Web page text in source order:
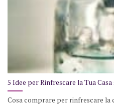
5 Idee per Rinfrescare la Tua
Cosa comprare per rinfrescare la